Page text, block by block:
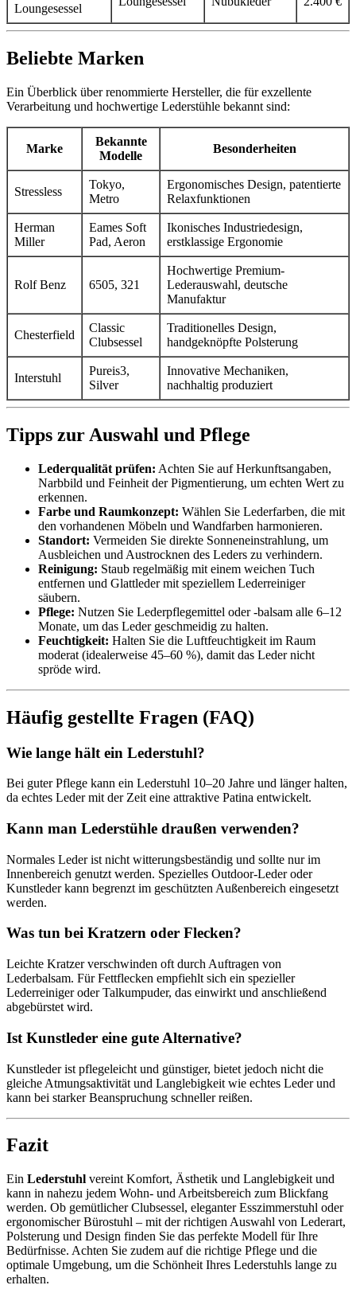
Loungesessel
Beliebte Marken
Ein Überblick über renommierte Hersteller, die für exzellente
Verarbeitung und hochwertige Lederstühle bekannt sind:
Marke
Bekannte
Modelle
Besonderheiten
Stressless
Tokyo,
Metro
Ergonomisches Design, patentierte
Relaxfunktionen
Herman
Miller
Eames Soft
Pad, Aeron
Ikonisches Industriedesign,
erstklassige Ergonomie
Rolf Benz 6505, 321
Hochwertige Premium-
Lederauswahl, deutsche
Manufaktur
Chesterfield
Classic
Clubsessel
Traditionelles Design,
handgeknöpfte Polsterung
Interstuhl
Pureis3,
Silver
Innovative Mechaniken,
nachhaltig produziert
Tipps zur Auswahl und Pflege
Lederqualität prüfen: Achten Sie auf Herkunftsangaben,
Narbbild und Feinheit der Pigmentierung, um echten Wert zu
erkennen.
Farbe und Raumkonzept: Wählen Sie Lederfarben, die mit
den vorhandenen Möbeln und Wandfarben harmonieren.
Standort: Vermeiden Sie direkte Sonneneinstrahlung, um
Ausbleichen und Austrocknen des Leders zu verhindern.
Reinigung: Staub regelmäßig mit einem weichen Tuch
entfernen und Glattleder mit speziellem Lederreiniger
säubern.
Pflege: Nutzen Sie Lederpflegemittel oder -balsam alle 6–12
Monate, um das Leder geschmeidig zu halten.
Feuchtigkeit: Halten Sie die Luftfeuchtigkeit im Raum
moderat (idealerweise 45–60 %), damit das Leder nicht
spröde wird.
Häufig gestellte Fragen (FAQ)
Wie lange hält ein Lederstuhl?
Bei guter Pflege kann ein Lederstuhl 10–20 Jahre und länger halten,
da echtes Leder mit der Zeit eine attraktive Patina entwickelt.
Kann man Lederstühle draußen verwenden?
Normales Leder ist nicht witterungsbeständig und sollte nur im
Innenbereich genutzt werden. Spezielles Outdoor-Leder oder
Kunstleder kann begrenzt im geschützten Außenbereich eingesetzt
werden.
Was tun bei Kratzern oder Flecken?
Leichte Kratzer verschwinden oft durch Auftragen von
Lederbalsam. Für Fettflecken empfiehlt sich ein spezieller
Lederreiniger oder Talkumpuder, das einwirkt und anschließend
abgebürstet wird.
Ist Kunstleder eine gute Alternative?
Kunstleder ist pflegeleicht und günstiger, bietet jedoch nicht die
gleiche Atmungsaktivität und Langlebigkeit wie echtes Leder und
kann bei starker Beanspruchung schneller reißen.
Fazit
Ein Lederstuhl vereint Komfort, Ästhetik und Langlebigkeit und
kann in nahezu jedem Wohn- und Arbeitsbereich zum Blickfang
werden. Ob gemütlicher Clubsessel, eleganter Esszimmerstuhl oder
ergonomischer Bürostuhl – mit der richtigen Auswahl von Lederart,
Polsterung und Design finden Sie das perfekte Modell für Ihre
Bedürfnisse. Achten Sie zudem auf die richtige Pflege und die
optimale Umgebung, um die Schönheit Ihres Lederstuhls lange zu
erhalten.